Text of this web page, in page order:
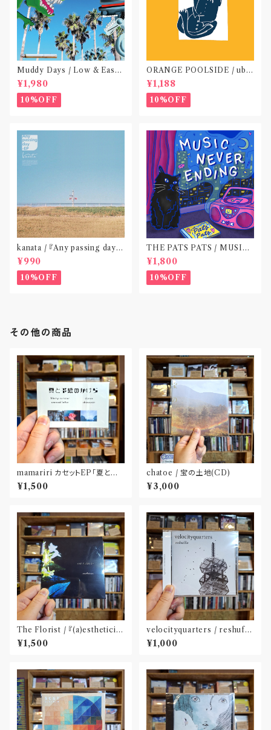
Muddy Days / Low & Easy
Life〝東京〟
¥1,980
10%OFF
ORANGE POOLSIDE / ubu
(CD作品)〝神奈川・厚木〟
¥1,188
10%OFF
kanata / 『Any passing day -
EP』(CD作品)〝東京〟
¥990
10%OFF
THE PATS PATS / MUSIC
NEVER ENDING(CD作品)
¥1,800
10%OFF
その他の商品
mamariri カセットEP「夏と予
感のかけら」
¥1,500
chatoe / 宝の土地(CD)
¥3,000
The Florist / 『(a)estheticis
m』(CD)※特典:ステッカー付
¥1,500
velocityquarters / reshuffl
e(CD※ダウンロードカード付
属)〝長野〟
¥1,000